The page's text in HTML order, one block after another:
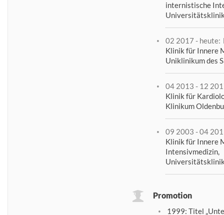
internistische
02 2017 - heute:
Klinik für Innere
Uniklinikum des
04 2013 - 12
Klinik für
Klinikum
09 2003 - 04
Klinik für Innere
Intensivmedizin,
Promotion
1999: Titel